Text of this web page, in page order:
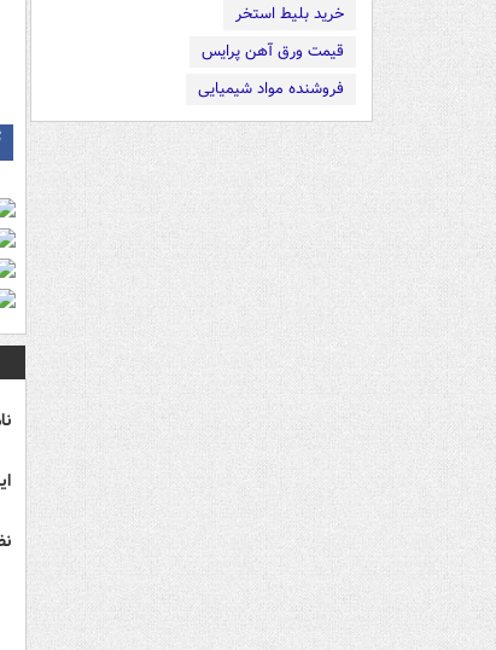
خرید بلیط استخر
قیمت ورق آهن پرایس
فروشنده مواد شیمیایی